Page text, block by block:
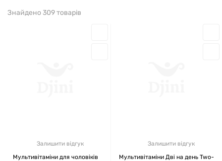
Знайдено 309 товарів
Залишити відгук
Мультивітаміни для чоловіків
Залишити відгук
Мультивітаміни Дві на день Two-